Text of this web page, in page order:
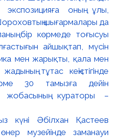
күні Әбілхан Қастеев
музейінде заманауи